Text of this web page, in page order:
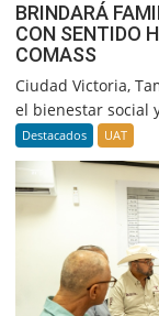
BRINDARÁ
CON SENTIDO
COMASS
Ciudad Victoria,
el bienestar social
Destacados UAT